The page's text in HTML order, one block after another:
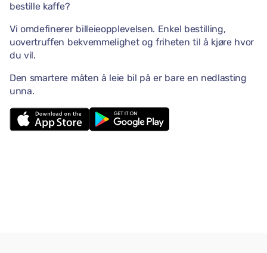
bestille kaffe?
Vi omdefinerer billeieopplevelsen. Enkel bestilling,
uovertruffen bekvemmelighet og friheten til å kjøre hvor
du vil.
Den smartere måten å leie bil på er bare en nedlasting
unna.